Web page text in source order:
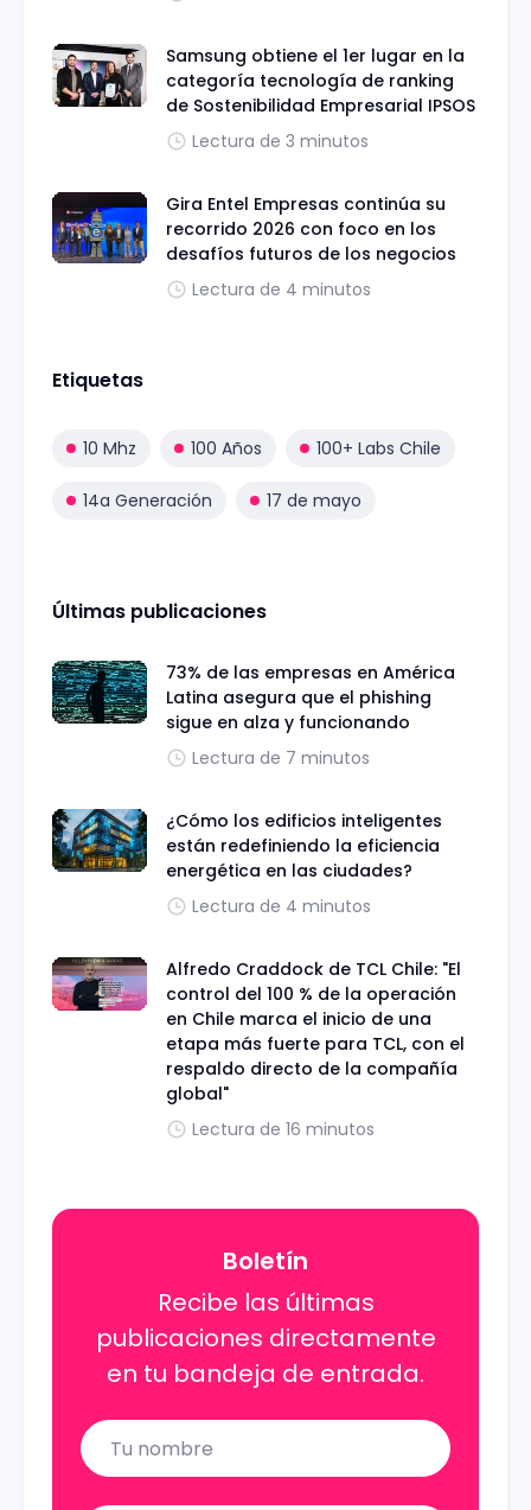
Samsung obtiene el 1er lugar en la
categoría tecnología de ranking
de Sostenibilidad Empresarial IPSOS
Lectura de 3 minutos
Gira Entel Empresas continúa su
recorrido 2026 con foco en los
desafíos futuros de los negocios
Lectura de 4 minutos
Etiquetas
10 Mhz 100 Años 100+ Labs Chile
14a Generación 17 de mayo
Últimas publicaciones
73% de las empresas en América
Latina asegura que el phishing
sigue en alza y funcionando
Lectura de 7 minutos
¿Cómo los edificios inteligentes
están redefiniendo la eficiencia
energética en las ciudades?
Lectura de 4 minutos
Alfredo Craddock de TCL Chile: "El
control del 100 % de la operación
en Chile marca el inicio de una
etapa más fuerte para TCL, con el
respaldo directo de la compañía
global"
Lectura de 16 minutos
Boletín
Recibe las últimas
publicaciones directamente
en tu bandeja de entrada.
Name
Email